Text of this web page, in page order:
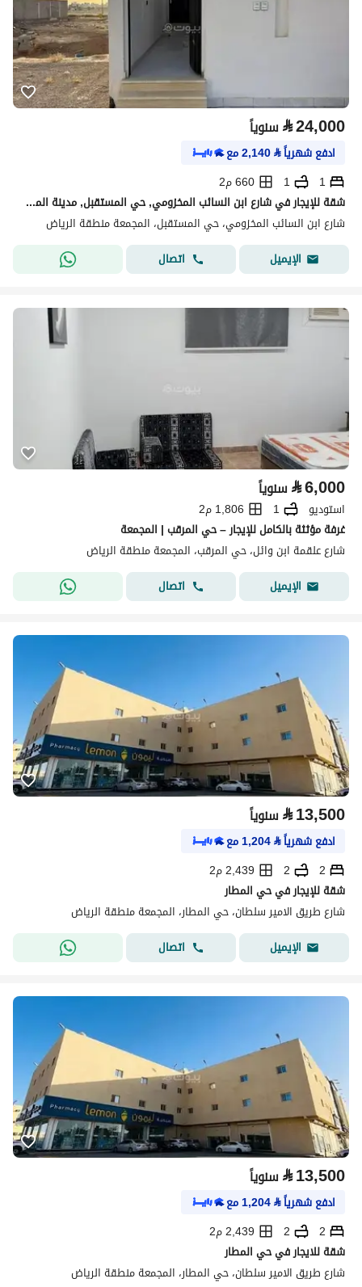
⃁24,000 سنوياً
ادفع شهرياً⃁
2,140مع
1
1
660 م2
شقة للإيجار في شارع ابن السائب المخزومي, حي المستقبل, مدينة المجمعة, منطقة الرياض
شارع ابن السائب المخزومي، حي المستقبل، المجمعة منطقة الرياض
الإيميل
اتصال
⃁6,000 سنوياً
استوديو 1
1,806 م2
غرفة مؤثثة بالكامل للإيجار – حي المرقب | المجمعة
شارع علقمة ابن وائل، حي المرقب، المجمعة منطقة الرياض
الإيميل
اتصال
⃁13,500 سنوياً
ادفع شهرياً⃁
1,204مع
2
2
2,439 م2
شقة للإيجار في حي المطار
شارع طريق الامير سلطان، حي المطار، المجمعة منطقة الرياض
الإيميل
اتصال
⃁13,500 سنوياً
ادفع شهرياً⃁
1,204مع
2
2
2,439 م2
شقة للايجار في حي المطار
شارع طريق الامير سلطان، حي المطار، المجمعة منطقة الرياض